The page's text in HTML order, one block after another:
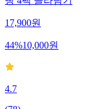
빵 4팩 골라담기
17,900원
44%10,000원
4.7